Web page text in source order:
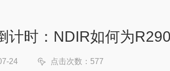
计时：NDIR如何为
24 点击次数：577